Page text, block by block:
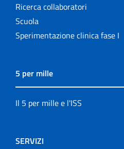
Ricerca collaboratori
Scuola
Sperimentazione clinica fase I
5 per mille
Il 5 per mille e l'ISS
SERVIZI